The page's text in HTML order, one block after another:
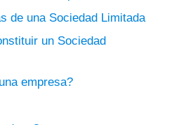
de una Sociedad Limitada
un Sociedad
empresa?